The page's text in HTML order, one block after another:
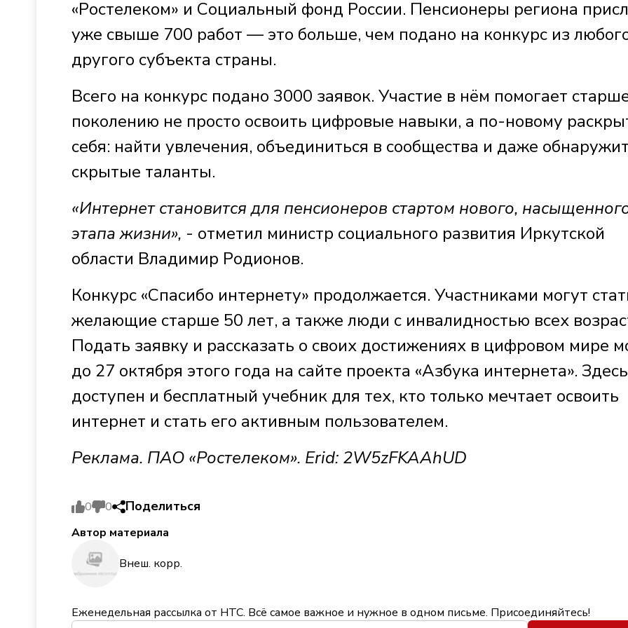
«Ростелеком» и Социальный фонд России. Пенсионеры региона
уже свыше 700 работ — это больше, чем подано на конкурс из
другого субъекта страны.
Всего на конкурс подано 3000 заявок. Участие в нём помогает
поколению не просто освоить цифровые навыки, а по-новому
себя: найти увлечения, объединиться в сообщества и даже
скрытые таланты.
«Интернет становится для пенсионеров стартом нового,
этапа жизни», - отметил министр социального развития Иркутской
области Владимир Родионов.
Конкурс «Спасибо интернету» продолжается. Участниками могут
желающие старше 50 лет, а также люди с инвалидностью всех
Подать заявку и рассказать о своих достижениях в цифровом мире
до 27 октября этого года на сайте проекта «Азбука интернета».
доступен и бесплатный учебник для тех, кто только мечтает освоить
интернет и стать его активным пользователем.
Реклама. ПАО «Ростелеком». Erid: 2W5zFKAAhUD
0 0 Поделиться
Автор материала
Внеш. корр.
Еженедельная рассылка от НТС. Всё самое важное и нужное в одном письме. Присоединяйтесь!